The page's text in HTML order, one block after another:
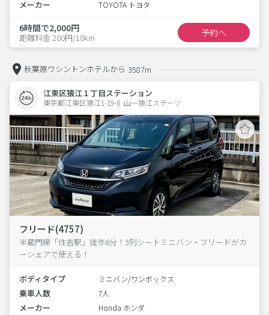
メーカー TOYOTA トヨタ
6時間で2,000円
距離料金 200円/10km 予約へ
秋葉原ワシントンホテルから 3587m
江東区猿江１丁目ステーション
東京都江東区猿江1-19-6  山一猿江ステーツ
フリード(4757)
半蔵門線「住吉駅」徒歩6分！3列シートミニバン・フリードがカ
ーシェアで使える！
ボディタイプ ミニバン/ワンボックス
乗車人数 7人
メーカー Honda ホンダ